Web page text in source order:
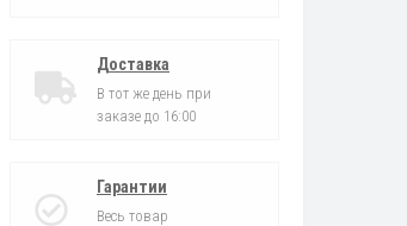
Доставка
В тот же день при
заказе до 16:00
Гарантии
Весь товар